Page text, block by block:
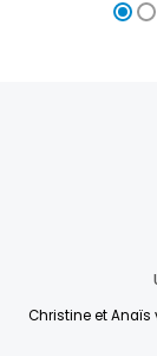
Christine et